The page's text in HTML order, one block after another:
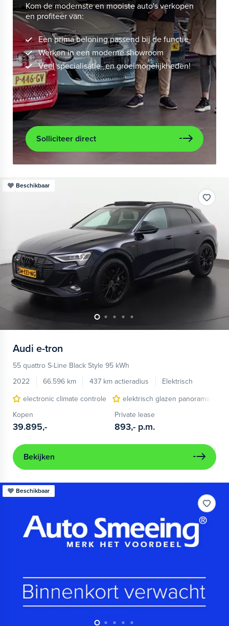
Kom de modernste en mooiste auto's verkopen
en profiteer van:
Een prima beloning passend bij de functie
Werken in een moderne showroom
Veel specialisatie- en groeimogelijkheden!
Solliciteer direct
Beschikbaar
Audi e-tron
55 quattro S-Line Black Style 95 kWh
2022
66.596 km 437 km actieradius
Elektrisch
electronic climate controle
elektrisch glazen panorama-dak
Kopen
39.895,-
Private lease
893,- p.m.
Bekijken
Beschikbaar